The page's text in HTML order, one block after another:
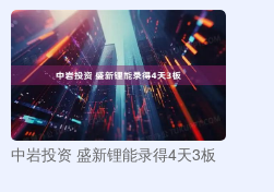
中岩投资 盛新锂能录得4天3板